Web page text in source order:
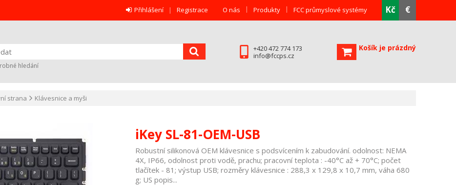
Kč €
O nás Produkty FCC průmyslové systémy
Přihlášení Registrace
Košík je prázdný
+420 472 774 173
info@fccps.cz
hledání
strana Klávesnice a myši
iKey SL-81-OEM-USB
Robustní silikonová OEM klávesnice s podsvícením k zabudování. odolnost: NEMA
4X, IP66, odolnost proti vodě, prachu; pracovní teplota : -40°C až + 70°C; počet
tlačítek - 81; výstup USB; rozměry klávesnice : 288,3 x 129,8 x 10,7 mm, váha 680
g; US popis...